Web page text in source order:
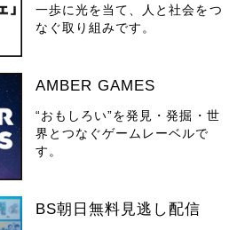
一歩に光を当て、人と社会をつ
なぐ取り組みです。
AMBER GAMES
“おもしろい”を発見・発掘・世
界とつなぐゲームレーベルで
す。
BS朝日無料見逃し配信